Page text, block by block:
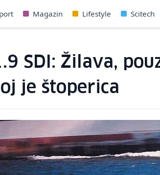
Magazin Lifestyle Scitech
SDI: Žilava,
je štoperica